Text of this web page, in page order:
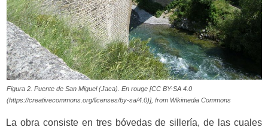
Figura 2. Puente de San Miguel (Jaca). En rouge [CC BY-SA 4.0
(https://creativecommons.org/licenses/by-sa/4.0)], from Wikimedia Commons
La obra consiste en tres bóvedas de sillería, de las cuales